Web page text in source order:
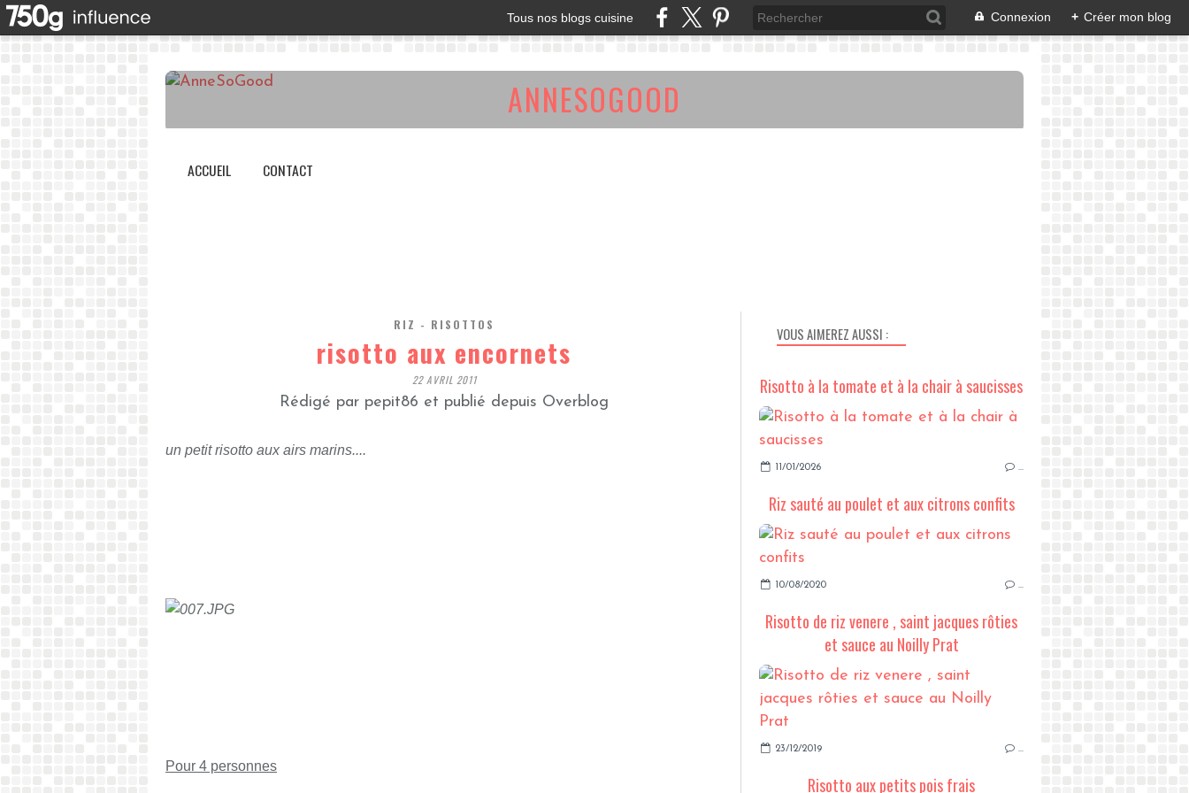
Tous nos blogs cuisine Connexion + Créer mon blog
ANNESOGOOD
ACCUEIL CONTACT
RIZ - RISOTTOS
risotto aux encornets
22 AVRIL 2011
Rédigé par pepit86 et publié depuis Overblog
un petit risotto aux airs marins....
Pour 4 personnes
VOUS AIMEREZ AUSSI :
Risotto à la tomate et à la chair à saucisses
11/01/2026 …
Riz sauté au poulet et aux citrons confits
10/08/2020 …
Risotto de riz venere , saint jacques rôties
et sauce au Noilly Prat
23/12/2019 …
Risotto aux petits pois frais